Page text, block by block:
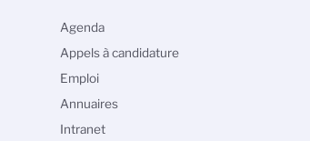
Agenda
Appels à candidature
Emploi
Annuaires
Intranet